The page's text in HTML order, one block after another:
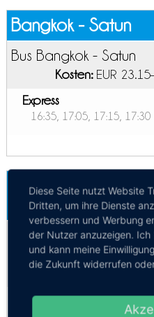
Bangkok - Satun
Bus Bangkok - Satun
Kosten:EUR
Express
16:35, 17:05, 17:15, 17:30
Bangkok-
Satun
Privattransfer
Flughafen - Satun
Kosten:EUR
Minivan 9 Personen
Diese Seite nutzt Website
Dritten, um ihre Dienste
verbessern und Werbung
der Nutzer anzuzeigen.
und kann meine
die Zukunft widerrufen